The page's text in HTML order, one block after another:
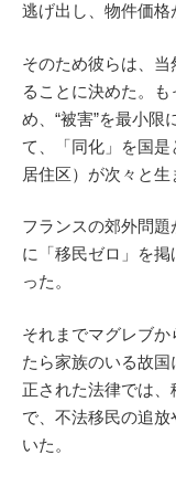
逃げ出し、物件価格
そのため彼らは、
ることに決めた。
め、“被害”を最小限
て、「同化」を国
居住区）が次々と生
フランスの郊外問
に「移民ゼロ」を
った。
それまでマグレブ
たら家族のいる故
正された法律では
で、不法移民の追
いた。